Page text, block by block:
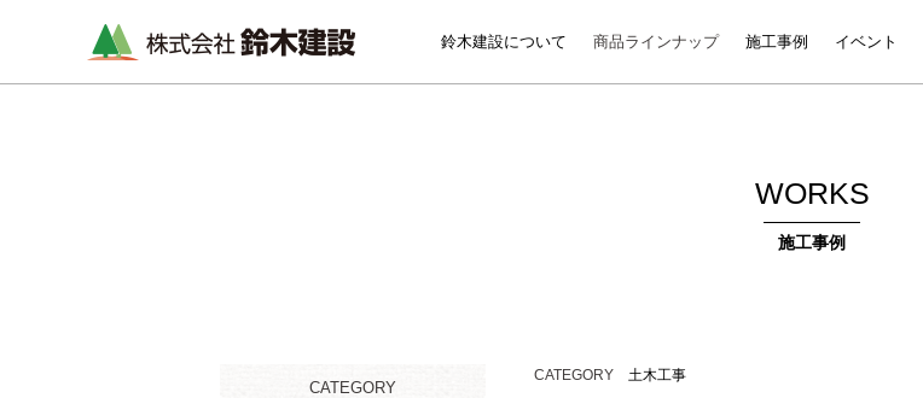
鈴木建設について 商品ラインナップ 施工事例 イベント
WORKS
施工事例
CATEGORY 土木工事
CATEGORY